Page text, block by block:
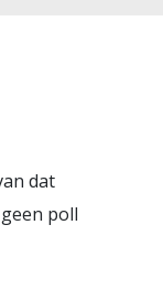
dat
poll